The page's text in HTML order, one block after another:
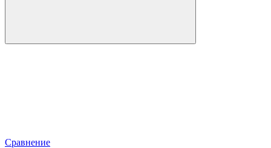
Сравнение